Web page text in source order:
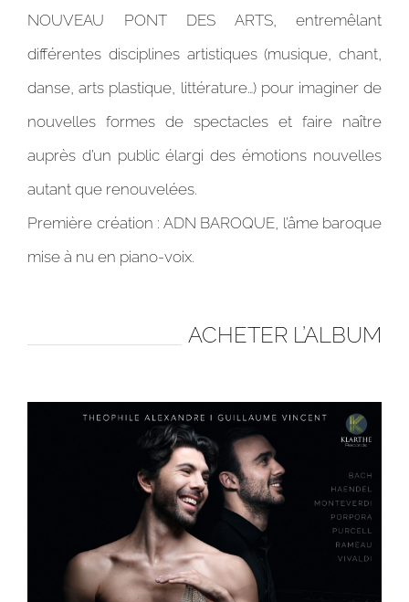
NOUVEAU PONT DES ARTS, entremêlant
différentes disciplines artistiques (musique, chant,
danse, arts plastique, littérature…) pour imaginer de
nouvelles formes de spectacles et faire naître
auprès d’un public élargi des émotions nouvelles
autant que renouvelées.
Première création : ADN BAROQUE, l’âme baroque
mise à nu en piano-voix.
ACHETER L’ALBUM